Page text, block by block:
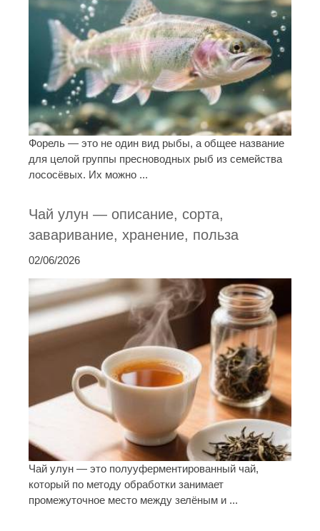
Форель — это не один вид рыбы, а общее название
для целой группы пресноводных рыб из семейства
лососёвых. Их можно ...
Чай улун — описание, сорта,
заваривание, хранение, польза
02/06/2026
Чай улун — это полууферментированный чай,
который по методу обработки занимает
промежуточное место между зелёным и ...